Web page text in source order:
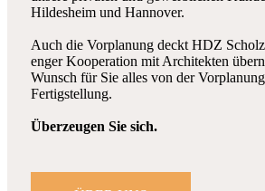
Hildesheim und Hannover.
Auch die Vorplanung deckt HDZ
enger Kooperation mit Architekten
Wunsch für Sie alles von der
Fertigstellung.
Überzeugen Sie sich.